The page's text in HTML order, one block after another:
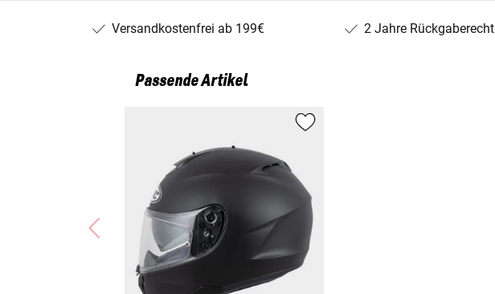
Versandkostenfrei ab 199€ 2 Jahre Rückgaberecht
Passende Artikel